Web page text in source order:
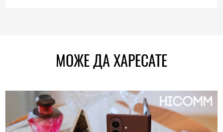
МОЖЕ ДА ХАРЕСАТЕ